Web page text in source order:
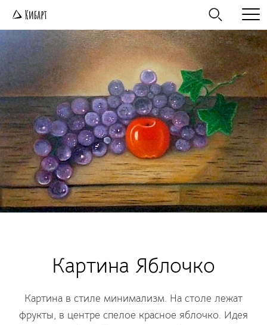
Картина Яблочко
Картина в стиле минимализм. На столе лежат
фрукты, в центре спелое красное яблочко. Идея